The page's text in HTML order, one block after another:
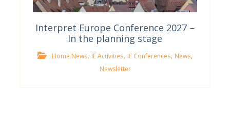
Interpret Europe Conference 2027 –
In the planning stage
Home News, IE Activities, IE Conferences, News,
Newsletter